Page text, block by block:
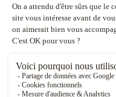
Une marque du
Vendre un terrain